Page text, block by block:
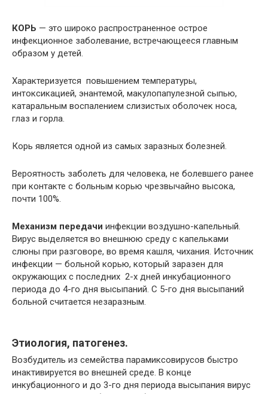
КОРЬ — это широко распространенное острое
инфекционное заболевание, встречающееся главным
образом у детей.
Характеризуется повышением температуры,
интоксикацией, энантемой, макулопапулезной сыпью,
катаральным воспалением слизистых оболочек носа,
глаз и горла.
Корь является одной из самых заразных болезней.
Вероятность заболеть для человека, не болевшего ранее
при контакте с больным корью чрезвычайно высока,
почти 100%.
Механизм передачи инфекции воздушно-капельный.
Вирус выделяется во внешнюю среду с капельками
слюны при разговоре, во время кашля, чихания. Источник
инфекции — больной корью, который заразен для
окружающих с последних 2-х дней инкубационного
периода до 4-го дня высыпаний. С 5-го дня высыпаний
больной считается незаразным.
Этиология, патогенез.
Возбудитель из семейства парамиксовирусов быстро
инактивируется во внешней среде. В конце
инкубационного и до 3-го дня периода высыпания вирус